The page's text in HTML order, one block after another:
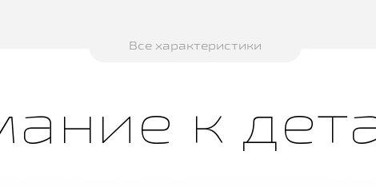
Все характеристики
к